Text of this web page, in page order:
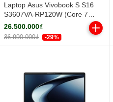
Laptop Asus Vivobook S S16
S3607VA-RP120W (Core 7
240H/ 16GB/ 512GB SSD/ 16
inch WUXGA/ Win11/ Silver/ Vỏ
nhôm)
26.500.000₫
36.990.000₫ -29%